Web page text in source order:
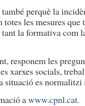
perquè la
totes les mesures
la formativa com
responem les
xarxes socials,
situació es normalitzi
awww.cpnl.cat.